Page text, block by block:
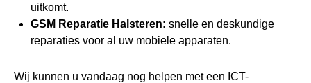
uitkomt.
GSM Reparatie Halsteren: snelle en deskundige
reparaties voor al uw mobiele apparaten.
Wij kunnen u vandaag nog helpen met een ICT-